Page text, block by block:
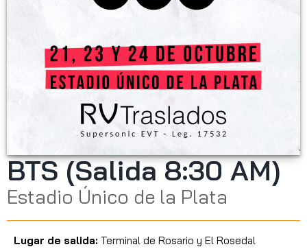
BTS (Salida 8:30 AM)
Estadio Único de la Plata
Lugar de salida: Terminal de Rosario y El Rosedal